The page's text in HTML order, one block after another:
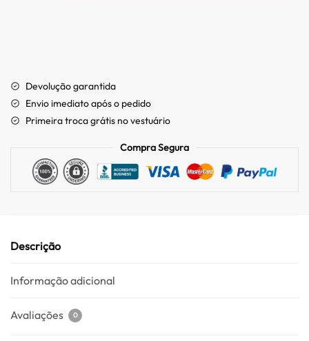
Devolução garantida
Envio imediato após o pedido
Primeira troca grátis no vestuário
Compra Segura
Descrição
Informação adicional
Avaliações 0